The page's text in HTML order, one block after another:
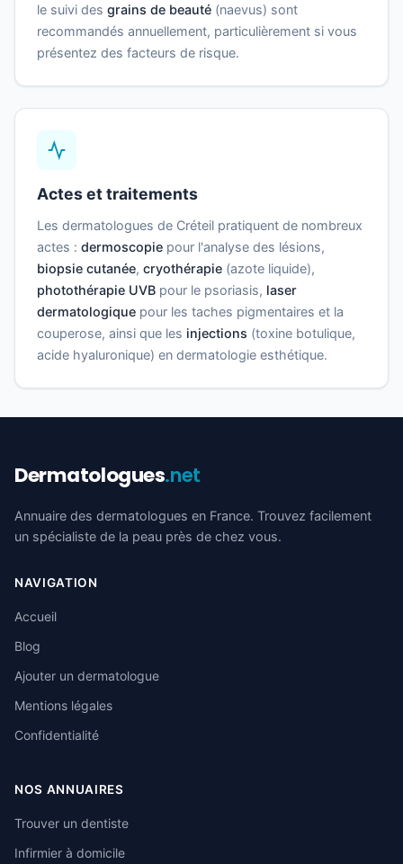
le suivi des grains de beauté (naevus) sont
recommandés annuellement, particulièrement si vous
présentez des facteurs de risque.
Actes et traitements
Les dermatologues de Créteil pratiquent de nombreux
actes : dermoscopie pour l'analyse des lésions,
biopsie cutanée, cryothérapie (azote liquide),
photothérapie UVB pour le psoriasis, laser
dermatologique pour les taches pigmentaires et la
couperose, ainsi que les injections (toxine botulique,
acide hyaluronique) en dermatologie esthétique.
Dermatologues.net
Annuaire des dermatologues en France. Trouvez facilement
un spécialiste de la peau près de chez vous.
NAVIGATION
Accueil
Blog
Ajouter un dermatologue
Mentions légales
Confidentialité
NOS ANNUAIRES
Trouver un dentiste
Infirmier à domicile